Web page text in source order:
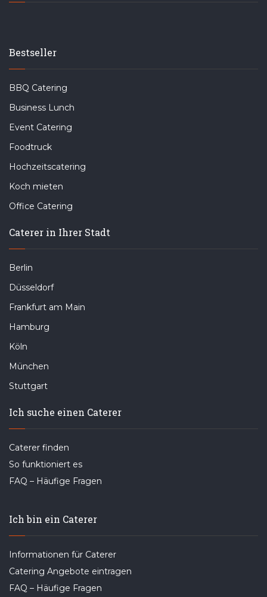
Bestseller
BBQ Catering
Business Lunch
Event Catering
Foodtruck
Hochzeitscatering
Koch mieten
Office Catering
Caterer in Ihrer Stadt
Berlin
Düsseldorf
Frankfurt am Main
Hamburg
Köln
München
Stuttgart
Ich suche einen Caterer
Caterer finden
So funktioniert es
FAQ – Häufige Fragen
Ich bin ein Caterer
Informationen für Caterer
Catering Angebote eintragen
FAQ – Häufige Fragen